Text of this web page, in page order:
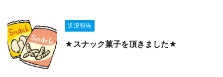
近況報告
★スナック菓子を頂きました★